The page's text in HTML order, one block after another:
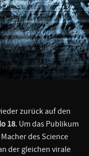
zurück auf den
18. Um das Publikum
des Science
der gleichen virale